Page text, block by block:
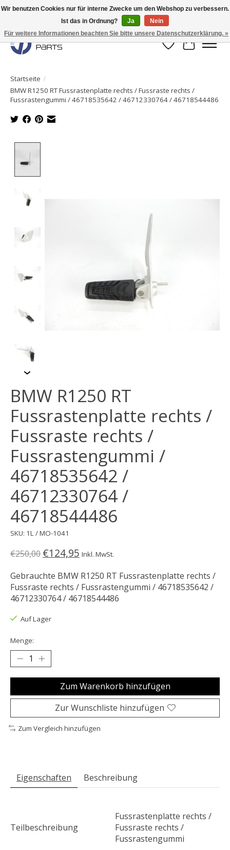
Originale Teile sofort lieferbar!
Wunschzettel
Ihr
Startseite /
BMW R1250 RT Fussrastenplatte rechts / Fussraste rechts /
Fussrastengummi / 46718535642 / 46712330764 / 46718544486
BMW R1250 RT
Fussrastenplatte rechts /
Fussraste rechts /
Fussrastengummi /
46718535642 /
46712330764 /
46718544486
SKU: 1L / MO-1041
€250,00 €124,95 Inkl. MwSt.
Gebrauchte BMW R1250 RT Fussrastenplatte rechts /
Fussraste rechts / Fussrastengummi / 46718535642 /
46712330764 / 46718544486
Auf Lager
Menge:
Zum Warenkorb hinzufügen
Zur Wunschliste hinzufügen
Zum Vergleich hinzufügen
Eigenschaften Beschreibung
Teilbeschreibung
Fussrastenplatte rechts /
Fussraste rechts /
Fussrastengummi
Wir benutzen Cookies nur für interne Zwecke um den Webshop zu verbessern.
Ist das in Ordnung?
Ja
Nein
Für weitere Informationen beachten Sie bitte unsere Datenschutzerklärung. »